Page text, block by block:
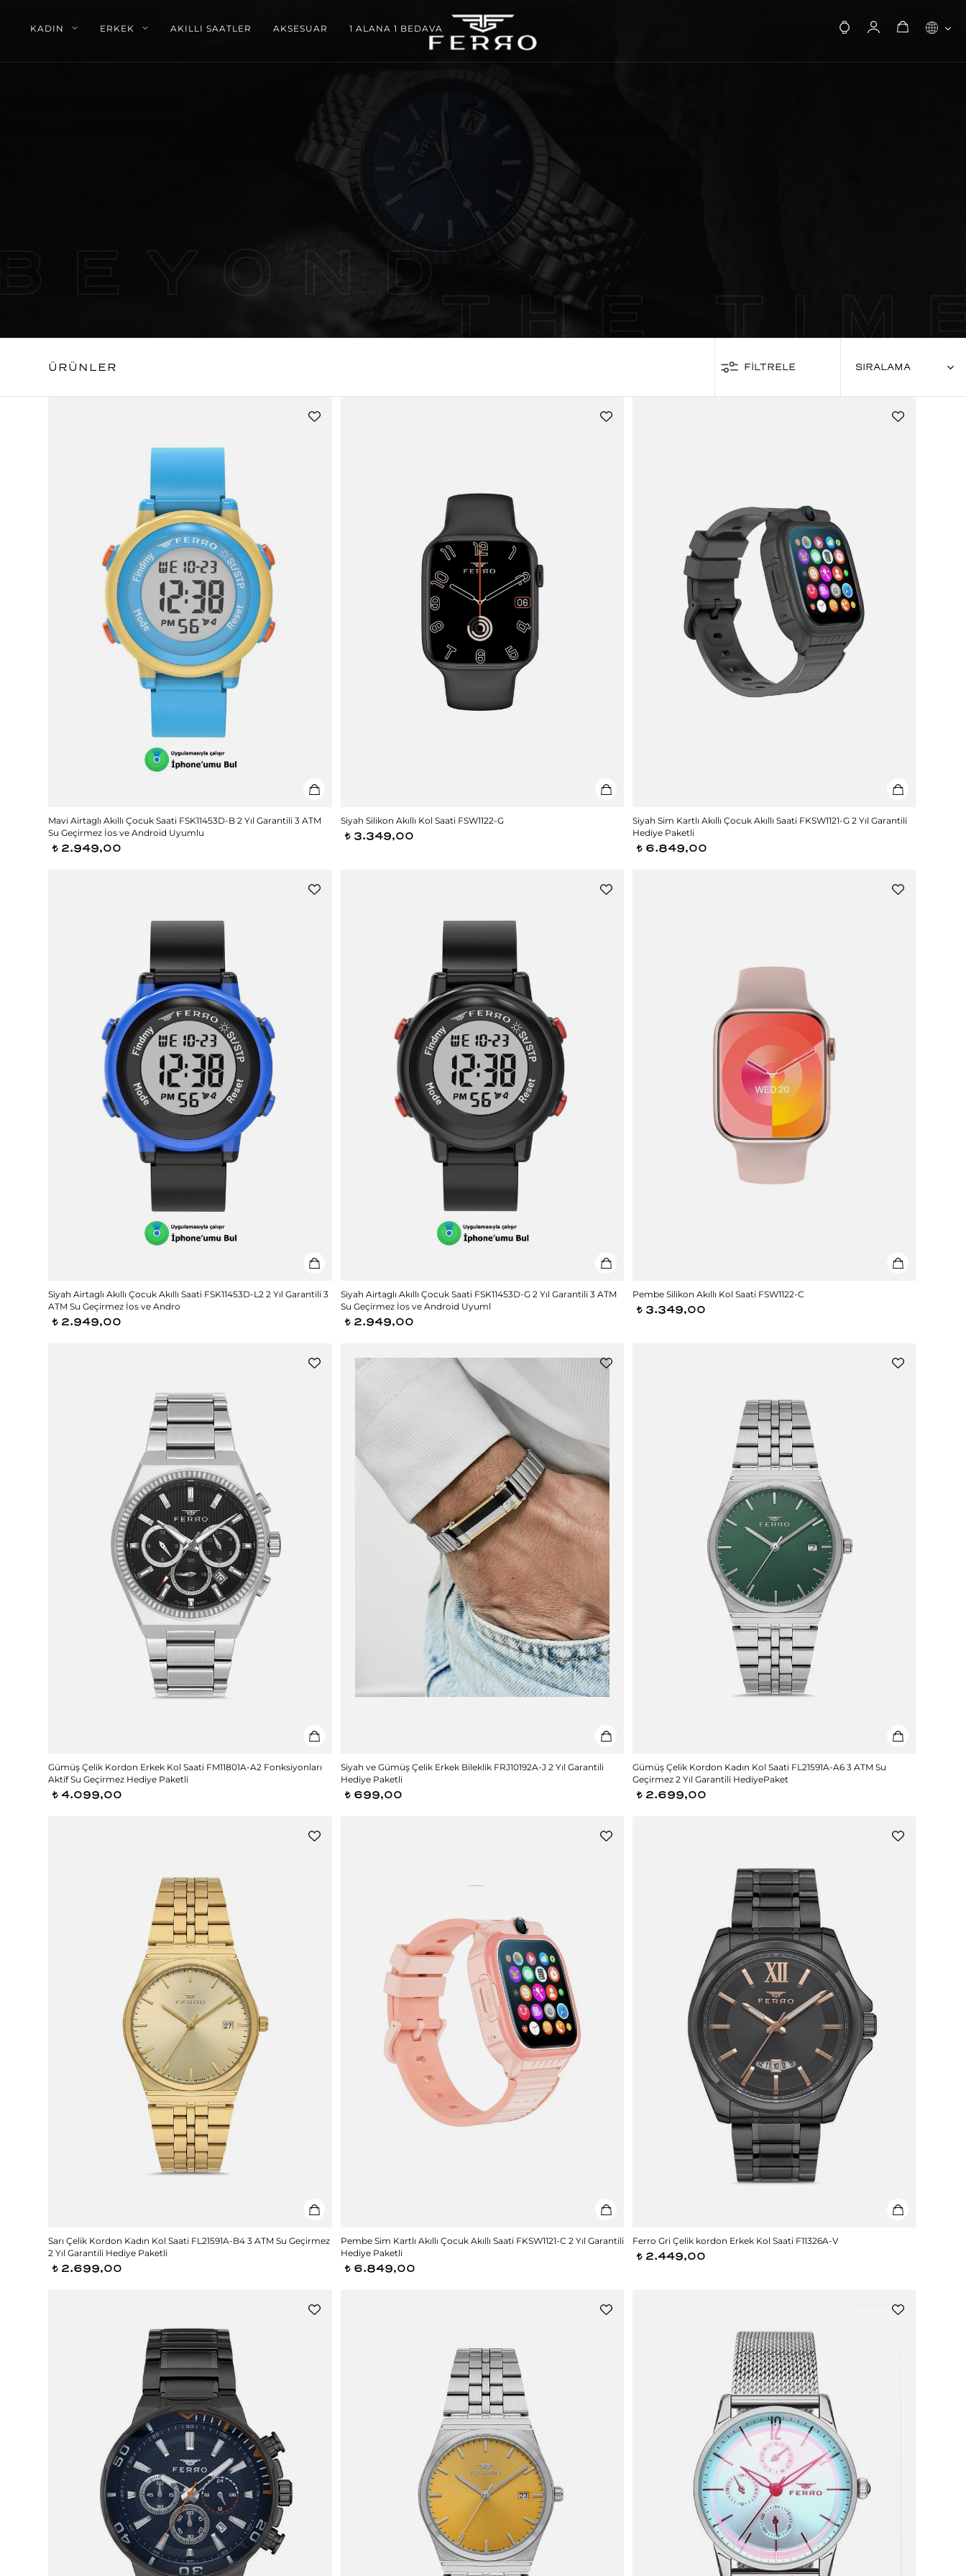
KADIN ERKEK AKILLI SAATLER AKSESUAR 1 ALANA 1 BEDAVA
ÜRÜNLER FİLTRELE SIRALAMA
Mavi Airtaglı Akıllı Çocuk Saati FSK11453D-B 2 Yıl Garantili 3 ATM
Su Geçirmez İos ve Android Uyumlu
t2.949,00
Siyah Silikon Akıllı Kol Saati FSW1122-G
t3.349,00
Siyah Sim Kartlı Akıllı Çocuk Akıllı Saati FKSW1121-G 2 Yıl Garantili
Hediye Paketli
t6.849,00
Siyah Airtaglı Akıllı Çocuk Akıllı Saati FSK11453D-L2 2 Yıl Garantili 3
ATM Su Geçirmez İos ve Andro
t2.949,00
Siyah Airtaglı Akıllı Çocuk Saati FSK11453D-G 2 Yıl Garantili 3 ATM
Su Geçirmez İos ve Android Uyuml
t2.949,00
Pembe Silikon Akıllı Kol Saati FSW1122-C
t3.349,00
Gümüş Çelik Kordon Erkek Kol Saati FM11801A-A2 Fonksiyonları
Aktif Su Geçirmez Hediye Paketli
t4.099,00
Siyah ve Gümüş Çelik Erkek Bileklik FRJ10192A-J 2 Yıl Garantili
Hediye Paketli
t699,00
Gümüş Çelik Kordon Kadın Kol Saati FL21591A-A6 3 ATM Su
Geçirmez 2 Yıl Garantili HediyePaket
t2.699,00
Sarı Çelik Kordon Kadın Kol Saati FL21591A-B4 3 ATM Su Geçirmez
2 Yıl Garantili Hediye Paketli
t2.699,00
Pembe Sim Kartlı Akıllı Çocuk Akıllı Saati FKSW1121-C 2 Yıl Garantili
Hediye Paketli
t6.849,00
Ferro Gri Çelik kordon Erkek Kol Saati F11326A-V
t2.449,00